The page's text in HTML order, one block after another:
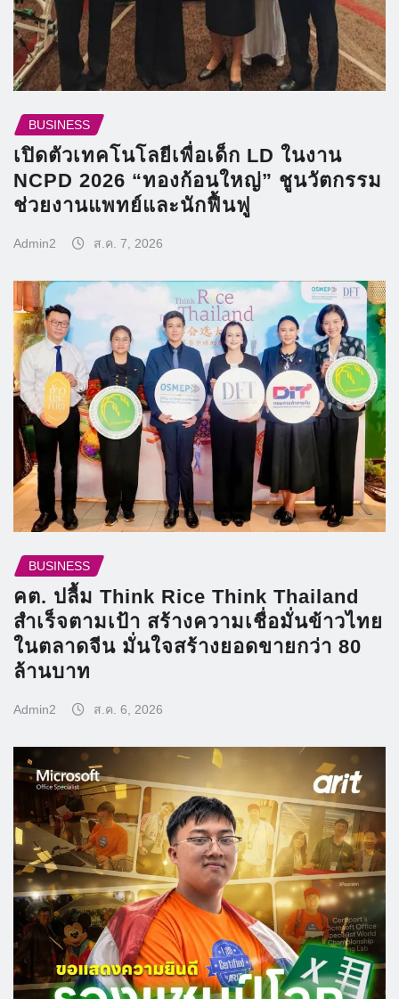
BUSINESS
เปิดตัวเทคโนโลยีเพื่อเด็ก LD ในงาน
NCPD 2026 “ทองก้อนใหญ่” ชูนวัตกรรม
ช่วยงานแพทย์และนักฟื้นฟู
Admin2 ส.ค. 7, 2026
BUSINESS
คต. ปลื้ม Think Rice Think Thailand
สำเร็จตามเป้า สร้างความเชื่อมั่นข้าวไทย
ในตลาดจีน มั่นใจสร้างยอดขายกว่า 80
ล้านบาท
Admin2 ส.ค. 6, 2026